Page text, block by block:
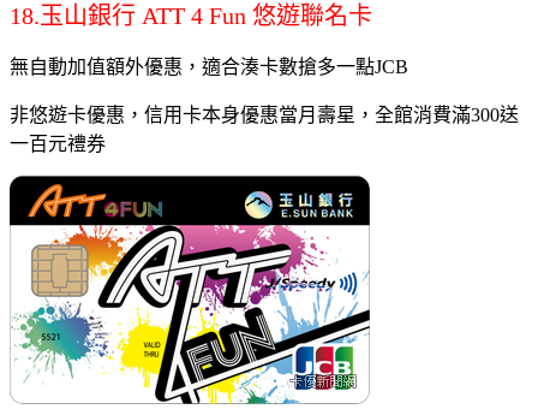
18.玉山銀行 ATT 4 Fun 悠遊聯名卡
無自動加值額外優惠，適合湊卡數搶多一點JCB
非悠遊卡優惠，信用卡本身優惠當月壽星，全館消費滿300送
一百元禮券